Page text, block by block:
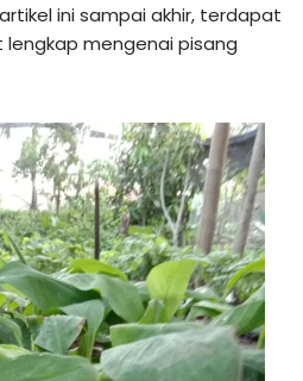
ini sampai akhir, terdapat
mengenai pisang